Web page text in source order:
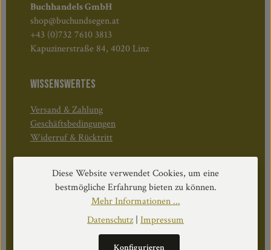
Buchhandels GmbH
shop@buchundsegen.at
+43 (0)732 7610 3813
Kapuzinerstraße 84, 4020 Linz
WISSENSWERTES
Versand & Zahlung
Geschäftsbedingungen
Widerruf & Rücktritt
Öffnungszeiten:
Mo–Do: 08:30–17:00 Uhr
Fr: 08:30–12:30 Uhr
Diese Website verwendet Cookies, um eine
bestmögliche Erfahrung bieten zu können.
Mehr Informationen ...
Datenschutz| Impressum